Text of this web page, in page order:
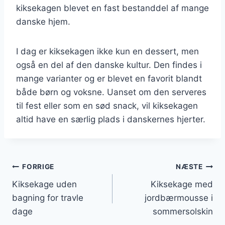
kiksekagen blevet en fast bestanddel af mange
danske hjem.
I dag er kiksekagen ikke kun en dessert, men
også en del af den danske kultur. Den findes i
mange varianter og er blevet en favorit blandt
både børn og voksne. Uanset om den serveres
til fest eller som en sød snack, vil kiksekagen
altid have en særlig plads i danskernes hjerter.
Indlægsnavigation
FORRIGE
Kiksekage uden
bagning for travle
dage
NÆSTE
Kiksekage med
jordbærmousse i
sommersolskin